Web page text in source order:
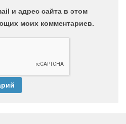
и адрес сайта в этом
моих комментариев.